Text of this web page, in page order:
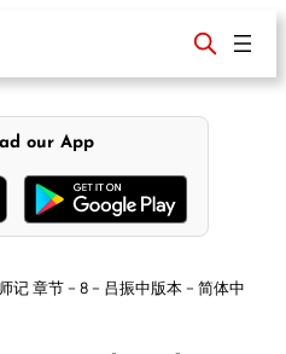
our App
记 章节 – 8 – 吕振中版本 – 简体中